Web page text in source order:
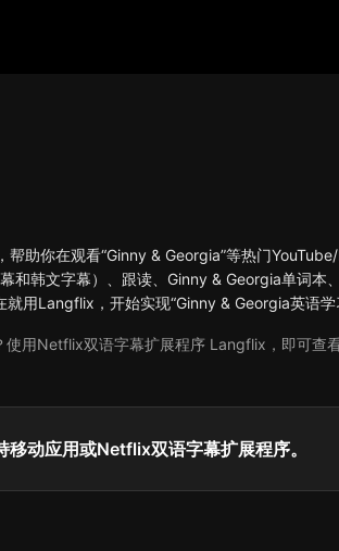
助你在观看“Ginny & Georgia”等热门
和韩文字幕）、跟读、Ginny & Georgia单词本
用Langflix，开始实现“Ginny & Georgia英语学
用Netflix双语字幕扩展程序 Langflix，即可查
移动应用或Netflix双语字幕扩展程序。